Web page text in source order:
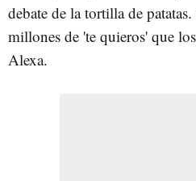
debate de la tortilla de
millones de 'te quieros' que
Alexa.